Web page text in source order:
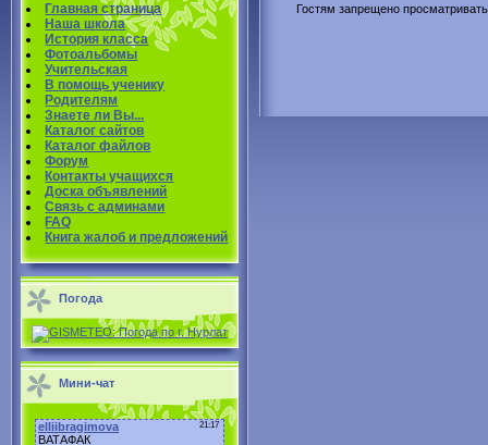
Главная страница
Наша школа
История класса
Фотоальбомы
Учительская
В помощь ученику
Родителям
Знаете ли Вы...
Каталог сайтов
Каталог файлов
Форум
Контакты учащихся
Доска объявлений
Связь с админами
FAQ
Книга жалоб и предложений
Погода
Мини-чат
Гостям запрещено